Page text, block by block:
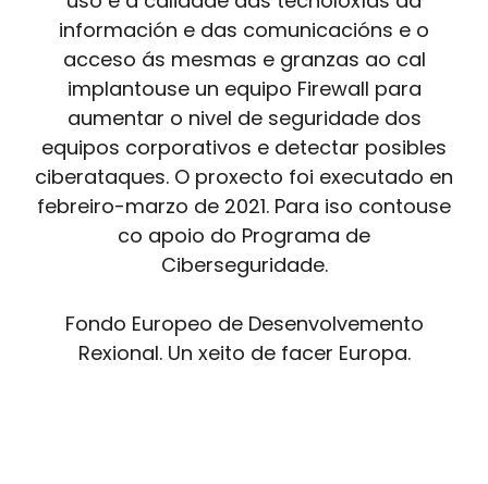
información e das comunicacións e o
acceso ás mesmas e granzas ao cal
implantouse un equipo Firewall para
aumentar o nivel de seguridade dos
equipos corporativos e detectar posibles
ciberataques. O proxecto foi executado en
febreiro-marzo de 2021. Para iso contouse
co apoio do Programa de
Ciberseguridade.
Fondo Europeo de Desenvolvemento
Rexional. Un xeito de facer Europa.